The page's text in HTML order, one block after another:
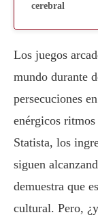
cerebral
Los juegos
mundo durante
persecuciones
enérgicos
Statista, los
siguen
demuestra que
cultural. Pero,